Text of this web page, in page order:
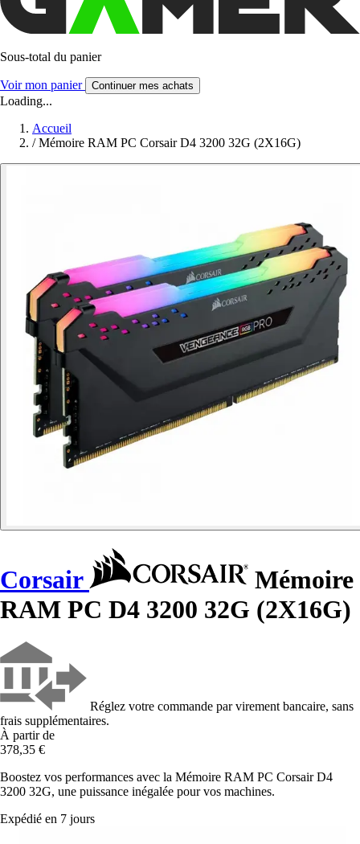
Sous-total du panier
Voir mon panier Continuer mes achats
Loading...
Accueil
/ Mémoire RAM PC Corsair D4 3200 32G (2X16G)
Corsair
Mémoire
RAM PC D4 3200 32G (2X16G)
Réglez votre commande par virement bancaire, sans
frais supplémentaires.
À partir de
378,35 €
Boostez vos performances avec la Mémoire RAM PC Corsair D4
3200 32G, une puissance inégalée pour vos machines.
Expédié en 7 jours